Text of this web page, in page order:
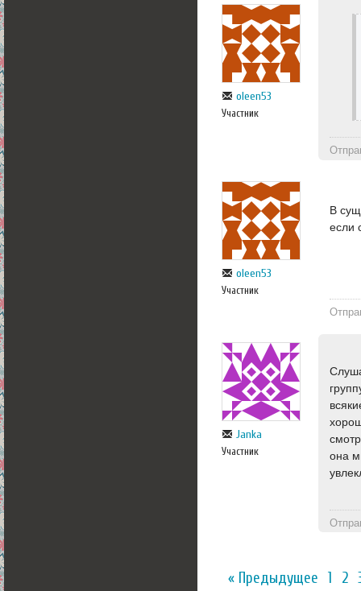
oleen53
Участник
oleen53
Участник
В
если
Janka
Участник
она
« Предыдущее 1 2